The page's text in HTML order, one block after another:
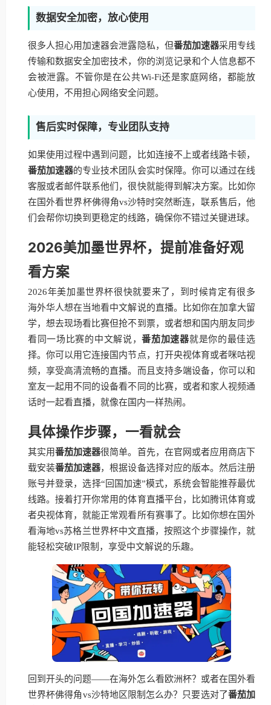
数据安全加密，放心使用
很多人担心用加速器会泄露隐私，但番茄加速器采用专线
传输和数据安全加密技术，你的浏览记录和个人信息都不
会被泄露。不管你是在公共Wi-Fi还是家庭网络，都能放
心使用，不用担心网络安全问题。
售后实时保障，专业团队支持
如果使用过程中遇到问题，比如连接不上或者线路卡顿，
番茄加速器的专业技术团队会实时保障。你可以通过在线
客服或者邮件联系他们，很快就能得到解决方案。比如你
在国外看世界杯佛得角vs沙特时突然断连，联系售后，他
们会帮你切换到更稳定的线路，确保你不错过关键进球。
2026美加墨世界杯，提前准备好观
看方案
2026年美加墨世界杯很快就要来了，到时候肯定有很多
海外华人想在当地看中文解说的直播。比如你在加拿大留
学，想去现场看比赛但抢不到票，或者想和国内朋友同步
看同一场比赛的中文解说，番茄加速器就是你的最佳选
择。你可以用它连接国内节点，打开央视体育或者咪咕视
频，享受高清流畅的直播。而且支持多端设备，你可以和
室友一起用不同的设备看不同的比赛，或者和家人视频通
话时一起看直播，就像在国内一样热闹。
具体操作步骤，一看就会
其实用番茄加速器很简单。首先，在官网或者应用商店下
载安装番茄加速器，根据设备选择对应的版本。然后注册
账号并登录，选择“回国加速”模式，系统会智能推荐最优
线路。接着打开你常用的体育直播平台，比如腾讯体育或
者央视体育，就能正常观看所有赛事了。比如你想在国外
看海地vs苏格兰世界杯中文直播，按照这个步骤操作，就
能轻松突破IP限制，享受中文解说的乐趣。
回到开头的问题——在海外怎么看欧洲杯？或者在国外看
世界杯佛得角vs沙特地区限制怎么办？只要选对了番茄加